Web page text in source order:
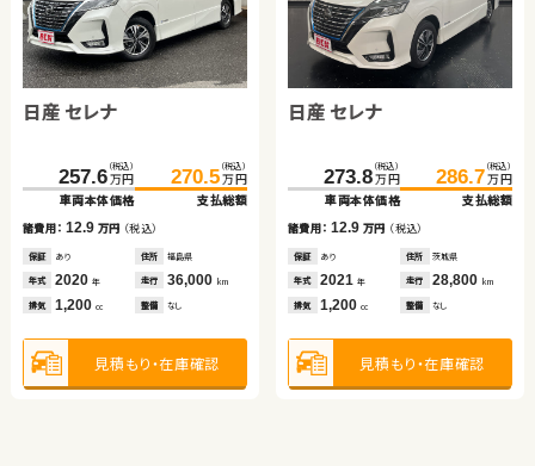
日産 セレナ
257.6 （税込）
万円
車両本体価格
270.5 （税込）
万円
支払総額
諸費用：12.9 万円 （税込）
保証 あり 住所 福島県
年式 2020 年 走行 36,000 km
排気 1,200 cc 整備 なし
見積もり・在庫確認
日産 セレナ
273.8 （税込）
万円
車両本体価格
286.7 （税込）
万円
支払総額
諸費用：12.9 万円 （税込）
保証 あり 住所 茨城県
年式 2021 年 走行 28,800 km
排気 1,200 cc 整備 なし
見積もり・在庫確認